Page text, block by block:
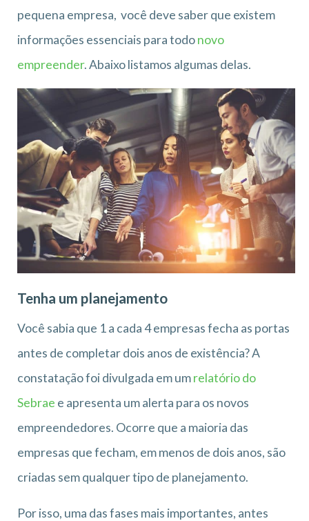
pequena empresa, você deve saber que existem
informações essenciais para todonovo
empreender. Abaixo listamos algumas delas.
Tenha um planejamento
Você sabia que 1 a cada 4 empresas fecha as portas
antes de completar dois anos de existência? A
constatação foi divulgada em umrelatório do
Sebrae e apresenta um alerta para os novos
empreendedores. Ocorre que a maioria das
empresas que fecham, em menos de dois anos, são
criadas sem qualquer tipo de planejamento.
Por isso, uma das fases mais importantes, antes